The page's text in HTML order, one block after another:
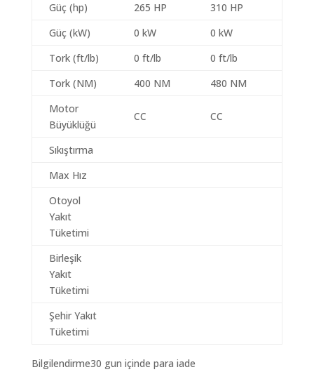
Güç (hp) 265 HP
310 HP
Güç (kW)
0 kW
0 kW
Tork (ft/lb)
0 ft/lb
0 ft/lb
Tork (NM)
400 NM
480 NM
Motor
Büyüklüğü
CC CC
Sıkıştırma
Max Hız
Otoyol
Yakıt
Tüketimi
Birleşik
Yakıt
Tüketimi
Şehir Yakıt
Tüketimi
Bilgilendirme30 gun içinde para iade